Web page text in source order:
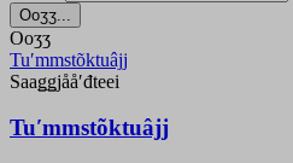
Ooʒʒ...
Ooʒʒ
Tuʹmmstõktuâjj
Saaǥǥjååʹđteei
Tuʹmmstõktuâjj